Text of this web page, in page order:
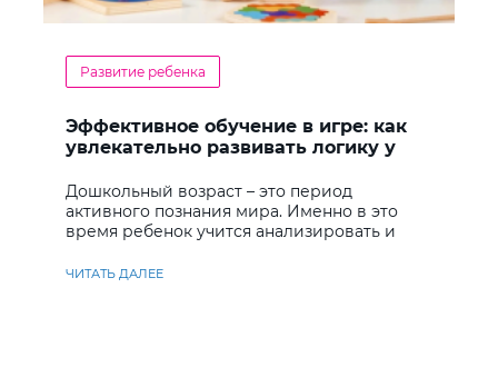
Развитие ребенка
Эффективное обучение в игре: как
увлекательно развивать логику у
Дошкольный возраст – это период
активного познания мира. Именно в это
время ребенок учится анализировать и
ЧИТАТЬ ДАЛЕЕ